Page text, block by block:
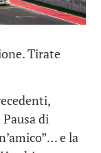
Tirate
di
e la